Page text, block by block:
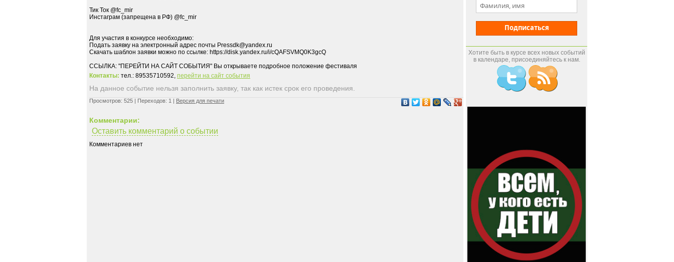
Тик Ток @fc_mir
Инстаграм (запрещена в РФ) @fc_mir
Для участия в конкурсе необходимо:
Подать заявку на электронный адрес почты Pressdk@yandex.ru
Скачать шаблон заявки можно по ссылке: https://disk.yandex.ru/i/cQAFSVMQ0K3gcQ
Контакты: тел.: 89535710592, перейти на сайт события
На данное событие нельзя заполнить заявку, так как истек срок его проведения.
Просмотров: 525 | Переходов: 1 | Версия для печати
Комментарии:
Оставить комментарий о событии
Комментариев нет
Подписаться
Хотите быть в курсе всех новых событий
в календаре, присоединяйтесь к нам.